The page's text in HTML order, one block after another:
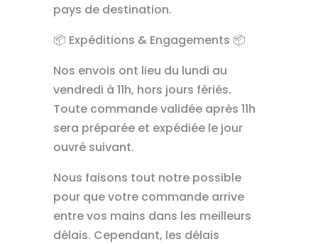
pays de destination.
📦 Expéditions & Engagements 📦
Nos envois ont lieu du lundi au
vendredi à 11h, hors jours fériés.
Toute commande validée après 11h
sera préparée et expédiée le jour
ouvré suivant.
Nous faisons tout notre possible
pour que votre commande arrive
entre vos mains dans les meilleurs
délais. Cependant, les délais